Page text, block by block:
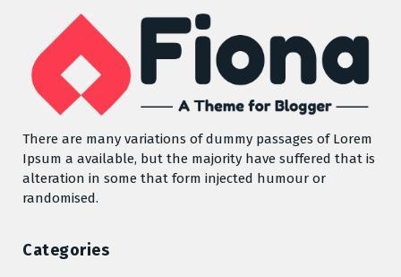
There are many variations of dummy passages of Lorem
Ipsum a available, but the majority have suffered that is
alteration in some that form injected humour or
randomised.
Categories